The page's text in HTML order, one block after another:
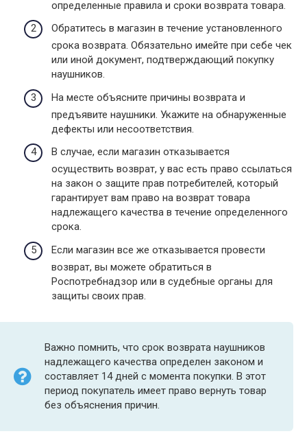
определенные правила и сроки возврата товара.
Обратитесь в магазин в течение установленного
срока возврата. Обязательно имейте при себе чек
или иной документ, подтверждающий покупку
наушников.
На месте объясните причины возврата и
предъявите наушники. Укажите на обнаруженные
дефекты или несоответствия.
В случае, если магазин отказывается
осуществить возврат, у вас есть право ссылаться
на закон о защите прав потребителей, который
гарантирует вам право на возврат товара
надлежащего качества в течение определенного
срока.
Если магазин все же отказывается провести
возврат, вы можете обратиться в
Роспотребнадзор или в судебные органы для
защиты своих прав.
Важно помнить, что срок возврата наушников
надлежащего качества определен законом и
составляет 14 дней с момента покупки. В этот
период покупатель имеет право вернуть товар
без объяснения причин.